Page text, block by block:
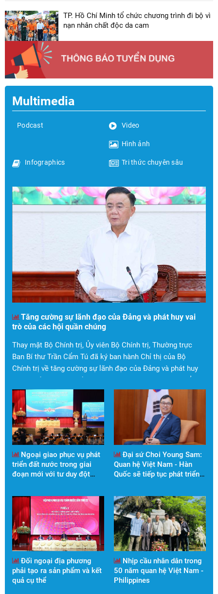
TP. Hồ Chí Minh tổ chức chương trình đi bộ vì
nạn nhân chất độc da cam
Multimedia
Podcast Video
Hình ảnh
Infographics Tri thức chuyên sâu
Tăng cường sự lãnh đạo của Đảng và phát huy vai
trò của các hội quần chúng
Thay mặt Bộ Chính trị, Ủy viên Bộ Chính trị, Thường trực
Ban Bí thư Trần Cẩm Tú đã ký ban hành Chỉ thị của Bộ
Chính trị về tăng cường sự lãnh đạo của Đảng và phát huy
mới (Chỉ thị số 11-CT/TW, ngày 20/7/2026)
Ngoại giao phục vụ phát
triển đất nước trong giai
đoạn mới với tư duy đột
Đại sứ Choi Young Sam:
Quan hệ Việt Nam - Hàn
Quốc sẽ tiếp tục phát triển
Đối ngoại địa phương
phải tạo ra sản phẩm và kết
quả cụ thể
Nhịp cầu nhân dân trong
50 năm quan hệ Việt Nam -
Philippines